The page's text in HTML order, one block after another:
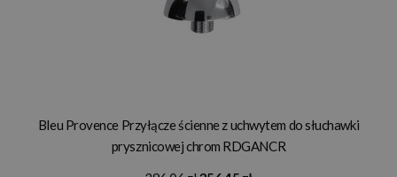
Bleu Provence Przyłącze ścienne z uchwytem do słuchawki
prysznicowej chrom RDGANCR